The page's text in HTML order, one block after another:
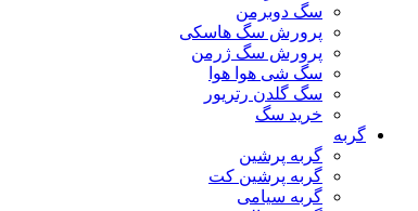
سگ دوبرمن
پرورش سگ هاسکی
پرورش سگ ژرمن
سگ شی هوا هوا
سگ گلدن رتریور
خرید سگ
گربه
گربه پرشین
گربه پرشین کت
گربه سیامی